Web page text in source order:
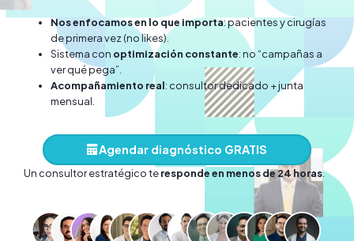
Nos enfocamos en lo que importa: pacientes y cirugías
de primera vez (no likes).
Sistema con optimización constante: no “campañas a
ver qué pega”.
Acompañamiento real: consultor dedicado + junta
mensual.
Agendar diagnóstico GRATIS
Un consultor estratégico teresponde en menos de 24 horas.